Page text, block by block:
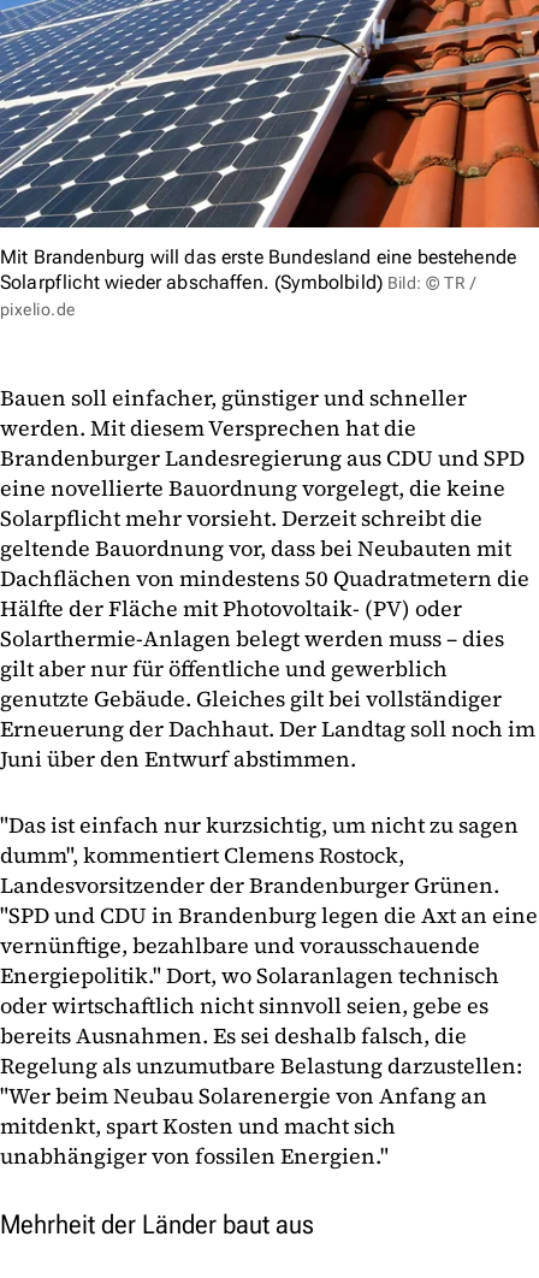
Mit Brandenburg will das erste Bundesland eine bestehende
Solarpflicht wieder abschaffen. (Symbolbild) Bild: © TR /
pixelio.de
Bauen soll einfacher, günstiger und schneller
werden. Mit diesem Versprechen hat die
Brandenburger Landesregierung aus CDU und SPD
eine novellierte Bauordnung vorgelegt, die keine
Solarpflicht mehr vorsieht. Derzeit schreibt die
geltende Bauordnung vor, dass bei Neubauten mit
Dachflächen von mindestens 50 Quadratmetern die
Hälfte der Fläche mit Photovoltaik- (PV) oder
Solarthermie-Anlagen belegt werden muss – dies
gilt aber nur für öffentliche und gewerblich
genutzte Gebäude. Gleiches gilt bei vollständiger
Erneuerung der Dachhaut. Der Landtag soll noch im
Juni über den Entwurf abstimmen.
"Das ist einfach nur kurzsichtig, um nicht zu sagen
dumm", kommentiert Clemens Rostock,
Landesvorsitzender der Brandenburger Grünen.
"SPD und CDU in Brandenburg legen die Axt an eine
vernünftige, bezahlbare und vorausschauende
Energiepolitik." Dort, wo Solaranlagen technisch
oder wirtschaftlich nicht sinnvoll seien, gebe es
bereits Ausnahmen. Es sei deshalb falsch, die
Regelung als unzumutbare Belastung darzustellen:
"Wer beim Neubau Solarenergie von Anfang an
mitdenkt, spart Kosten und macht sich
unabhängiger von fossilen Energien."
Mehrheit der Länder baut aus